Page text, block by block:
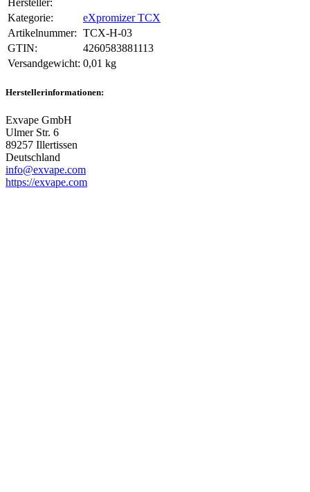
Hersteller:
Kategorie:
eXpromizer TCX
Artikelnummer: TCX-H-03
GTIN:
4260583881113
Versandgewicht‍: 0,01 kg
Herstellerinformationen:
Exvape GmbH
Ulmer Str. 6
89257 Illertissen
Deutschland
info@exvape.com
https://exvape.com